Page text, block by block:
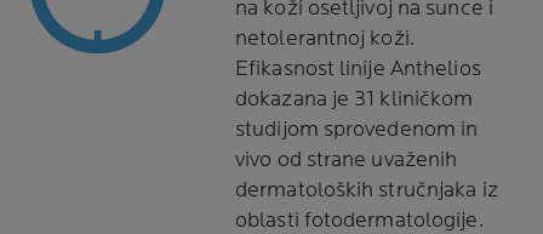
na koži osetljivoj na sunce i
netolerantnoj koži.
Efikasnost linije Anthelios
dokazana je 31 kliničkom
studijom sprovedenom in
vivo od strane uvaženih
dermatoloških stručnjaka iz
oblasti fotodermatologije.